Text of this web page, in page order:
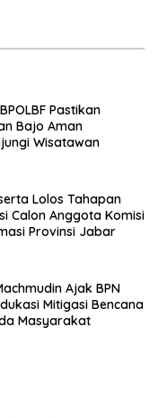
Pastikan
Bajo Aman
Wisatawan
Lolos Tahapan
Calon Anggota Komisi
Provinsi Jabar
Ajak BPN
Mitigasi Bencana
Masyarakat